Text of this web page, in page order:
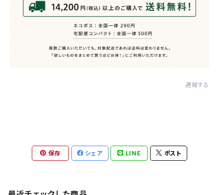
通報する
保存 シェア LINE ポスト